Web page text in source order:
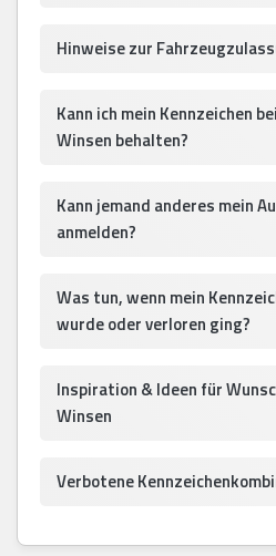
Hinweise zur
Kann ich mein Kennzeichen
Winsen behalten?
Kann jemand anderes mein
anmelden?
Was tun, wenn mein
wurde oder verloren ging?
Inspiration & Ideen für
Winsen
Verbotene